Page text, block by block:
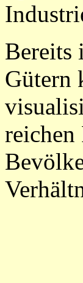
Bereits
Gütern
reichen